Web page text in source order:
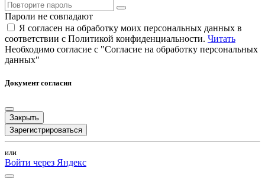
Пароли не совпадают
Я согласен на обработку моих персональных данных в
соответствии с Политикой конфиденциальности. Читать
Необходимо согласие с "Согласие на обработку персональных
данных"
Документ согласия
Закрыть
Зарегистрироваться
или
Войти через Яндекс